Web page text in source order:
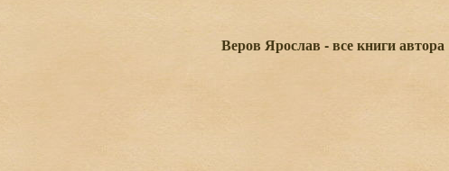
Веров Ярослав - все книги автора